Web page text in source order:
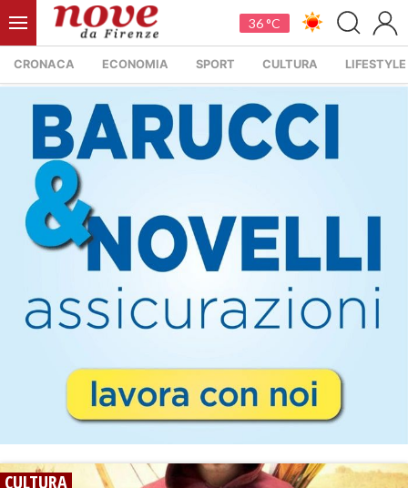
36 °C
CRONACA ECONOMIA SPORT CULTURA LIFESTYLE
CULTURA